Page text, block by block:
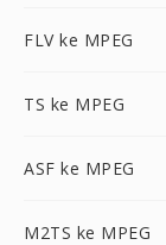
FLV ke MPEG
TS ke MPEG
ASF ke MPEG
M2TS ke MPEG